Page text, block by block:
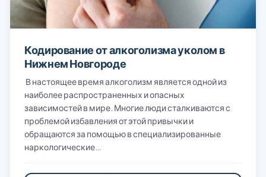
Кодирование от алкоголизма уколом в
Нижнем Новгороде
В настоящее время алкоголизм является одной из
наиболее распространенных и опасных
зависимостей в мире. Многие люди сталкиваются с
проблемой избавления от этой привычки и
обращаются за помощью в специализированные
наркологические…